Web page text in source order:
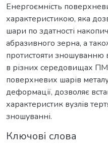
Енергоємність
характеристикою, яка
шари по здатності
абразивного зерна, а
протистояти зношуванню
в різних середовищах
поверхневих шарів
деформації, дозволяє
характеристик вузлів
зношуванні.
Ключові слова